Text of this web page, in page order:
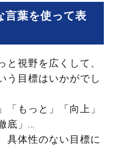
言葉を使って表
視野を広くして、
う目標はいかがでし
「もっと」「向上」
底」…
具体性のない目標に